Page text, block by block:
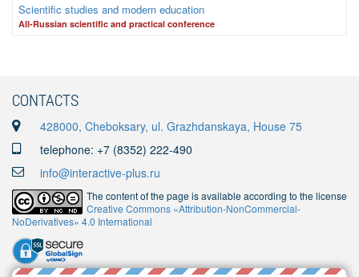
Scientific studies and modern education
Аll-Russian scientific and practical conference
CONTACTS
428000, Cheboksary, ul. Grazhdanskaya, House 75
telephone: +7 (8352) 222-490
info@interactive-plus.ru
The content of the page is available according to the license
Creative Commons «Attribution-NonCommercial-
NoDerivatives» 4.0 International